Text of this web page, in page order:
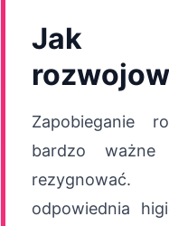
Jak
Zapobieganie
bardzo
odpowiednia